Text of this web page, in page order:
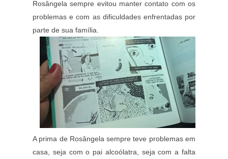
Rosângela sempre evitou manter contato com os
problemas e com as dificuldades enfrentadas por
parte de sua família.
A prima de Rosângela sempre teve problemas em
casa, seja com o pai alcoólatra, seja com a falta